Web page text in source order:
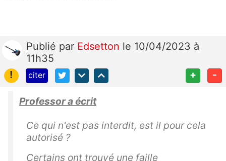
Publié par Edsetton le 10/04/2023 à
11h35
!
citer + -
Professor a écrit
Ce qui n'est pas interdit, est il pour cela
autorisé ?
Certains ont trouvé une faille